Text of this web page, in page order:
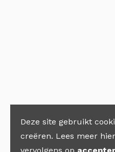
Deze site gebruikt
creëren. Lees meer